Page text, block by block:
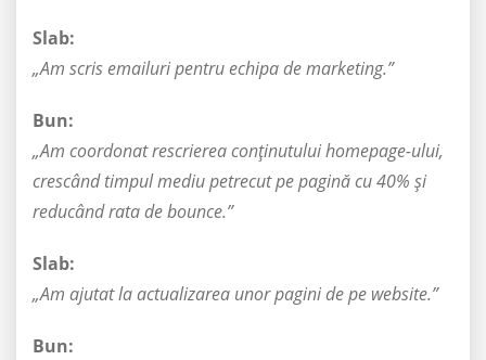
Slab:
„Am scris emailuri pentru echipa de marketing.”
Bun:
„Am coordonat rescrierea conținutului homepage-ului,
crescând timpul mediu petrecut pe pagină cu 40% și
reducând rata de bounce.”
Slab:
„Am ajutat la actualizarea unor pagini de pe website.”
Bun: